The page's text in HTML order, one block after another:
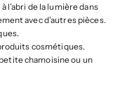
l’abri de la lumière dans
avec d’autres pièces.
cosmétiques.
chamoisine ou un